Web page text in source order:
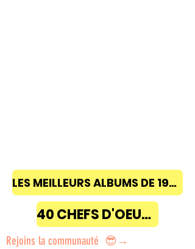
LES MEILLEURS ALBUMS DE 1968 à 2018
40 CHEFS D'OEUVRE
Rejoins la communauté 😎→